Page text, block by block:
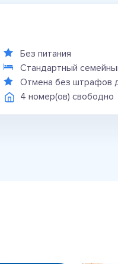
Без питания
Стандартный
Отмена без штрафов
4 номер(ов) свободно